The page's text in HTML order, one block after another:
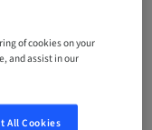
of cookies on your
and assist in our
All Cookies